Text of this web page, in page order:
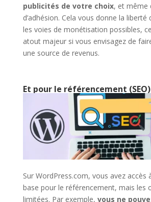
publicités de votre choix, et même
d’adhésion. Cela vous donne la liberté
les voies de monétisation possibles,
atout majeur si vous envisagez de
une source de revenus.
Et pour le référencement (SEO)
Sur WordPress.com, vous avez accès
base pour le référencement, mais les
limitées. Par exemple, vous ne